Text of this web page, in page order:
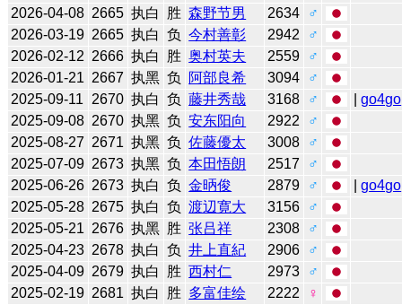
2026-04-08 2665 执白 胜 森野节男 2634
♂
2026-03-19 2665 执白 负 今村善彰 2942
♂
2026-02-12 2666 执白 胜 奥村英夫 2559
♂
2026-01-21 2667 执黑 负 阿部良希 3094
♂
2025-09-11
2670 执白 负 藤井秀哉 3168 ♂ |go4go
2025-09-08 2670 执黑 负 安东阳向 2922
♂
2025-08-27 2671 执黑 负 佐藤優太 3008
♂
2025-07-09 2673 执黑 负 本田悟朗 2517
♂
2025-06-26 2673 执白 负 金昞俊 2879 ♂ |go4go
2025-05-28 2675 执白 负 渡辺寛大 3156
♂
2025-05-21 2676 执黑 胜 张吕祥 2308
♂
2025-04-23 2678 执白 负 井上直紀 2906
♂
2025-04-09 2679 执白 胜 西村仁 2973
♂
2025-02-19 2681 执白 胜 多富佳绘 2222
♀